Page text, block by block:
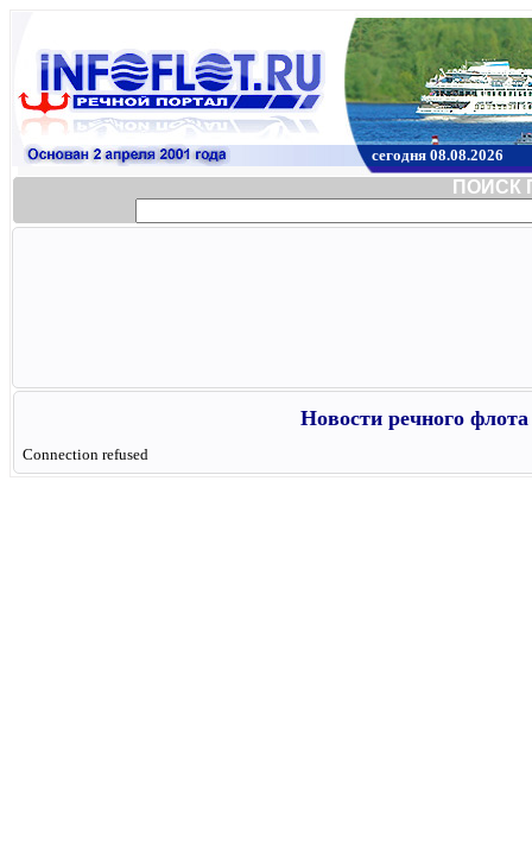
сегодня 08.08.2026
ПОИСК
Новости речного
Connection refused